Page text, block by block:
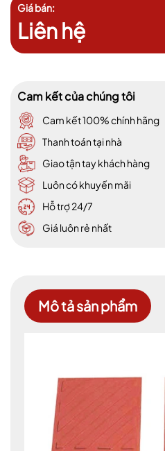
Giá bán:
Liên hệ
Cam kết của chúng tôi
Cam kết 100% chính hãng
Thanh toán tại nhà
Giao tận tay khách hàng
Luôn có khuyến mãi
Hỗ trợ 24/7
Giá luôn rẻ nhất
Mô tả sản phẩm